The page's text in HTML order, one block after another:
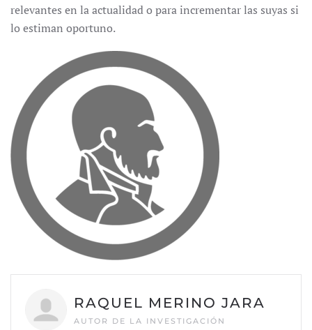
relevantes en la actualidad o para incrementar las suyas si
lo estiman oportuno.
RAQUEL MERINO JARA
AUTOR DE LA INVESTIGACIÓN